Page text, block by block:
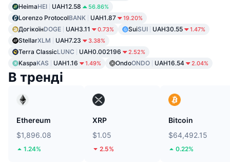
HeimaHEI UAH12.58 56.86%
Lorenzo ProtocolBANK UAH1.87 19.20%
ДогікоїнDOGE UAH3.11 0.73% SuiSUI UAH30.55 1.47%
StellarXLM UAH7.23 3.38%
Terra ClassicLUNC UAH0.002196 2.52%
KaspaKAS UAH1.16 1.49% OndoONDO UAH16.54 2.04%
В тренді
Ethereum
$1,896.08
1.24%
XRP
$1.05
2.5%
Bitcoin
$64,492.15
0.22%